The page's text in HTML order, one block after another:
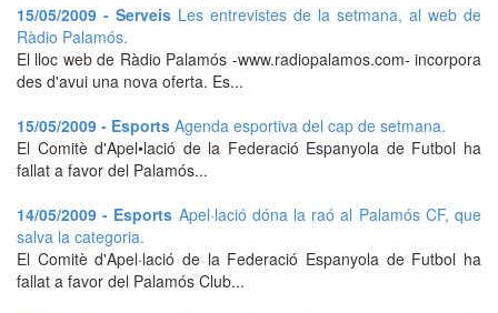
15/05/2009 - Serveis Les entrevistes de la setmana, al web de
Ràdio Palamós.
El lloc web de Ràdio Palamós -www.radiopalamos.com- incorpora
des d'avui una nova oferta. Es...
15/05/2009 - Esports Agenda esportiva del cap de setmana.
El Comitè d'Apel•lació de la Federació Espanyola de Futbol ha
fallat a favor del Palamós...
14/05/2009 - Esports Apel·lació dóna la raó al Palamós CF, que
salva la categoria.
El Comitè d'Apel·lació de la Federació Espanyola de Futbol ha
fallat a favor del Palamós Club...